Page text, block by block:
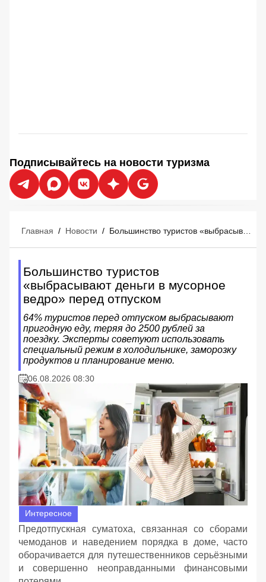
Подписывайтесь на новости туризма
Главная / Новости /
Большинство туристов
«выбрасывают деньги в мусорное
ведро» перед отпуском
64% туристов перед отпуском выбрасывают
пригодную еду, теряя до 2500 рублей за
поездку. Эксперты советуют использовать
специальный режим в холодильнике, заморозку
продуктов и планирование меню.
06.08.2026 08:30
Интересное
Предотпускная суматоха, связанная со сборами
чемоданов и наведением порядка в доме, часто
оборачивается для путешественников серьёзными
и совершенно неоправданными финансовыми